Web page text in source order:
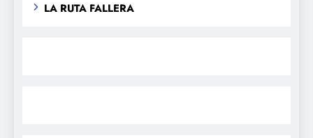
LA RUTA FALLERA